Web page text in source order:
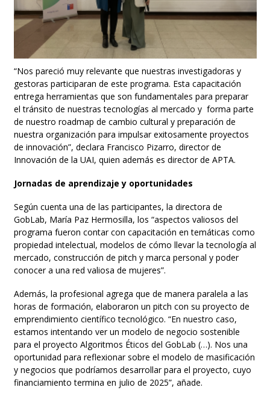
“Nos pareció muy relevante que nuestras investigadoras y
gestoras participaran de este programa. Esta capacitación
entrega herramientas que son fundamentales para preparar
el tránsito de nuestras tecnologías al mercado y forma parte
de nuestro roadmap de cambio cultural y preparación de
nuestra organización para impulsar exitosamente proyectos
de innovación”, declara Francisco Pizarro, director de
Innovación de la UAI, quien además es director de APTA.
Jornadas de aprendizaje y oportunidades
Según cuenta una de las participantes, la directora de
GobLab, María Paz Hermosilla, los “aspectos valiosos del
programa fueron contar con capacitación en temáticas como
propiedad intelectual, modelos de cómo llevar la tecnología al
mercado, construcción de pitch y marca personal y poder
conocer a una red valiosa de mujeres”.
Además, la profesional agrega que de manera paralela a las
horas de formación, elaboraron un pitch con su proyecto de
emprendimiento científico tecnológico. “En nuestro caso,
estamos intentando ver un modelo de negocio sostenible
para el proyecto Algoritmos Éticos del GobLab (…). Nos una
oportunidad para reflexionar sobre el modelo de masificación
y negocios que podríamos desarrollar para el proyecto, cuyo
financiamiento termina en julio de 2025”, añade.